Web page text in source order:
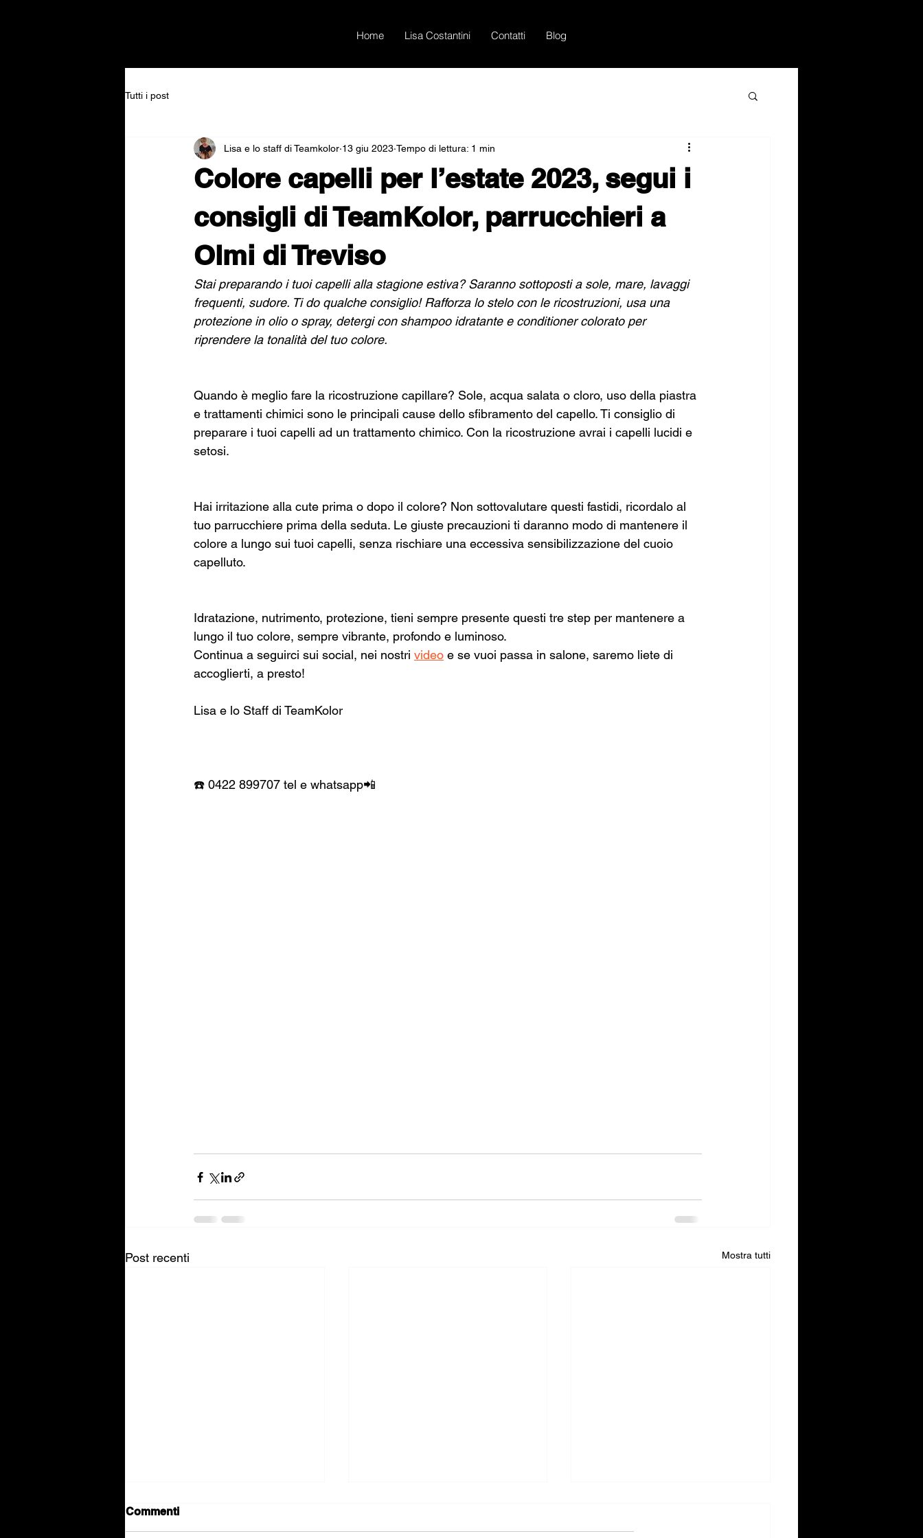
Home Lisa Costantini Contatti Blog
Tutti i post
Colore capelli per l’estate 2023, segui i
consigli di TeamKolor, parrucchieri a
Olmi di Treviso
Lisa e lo staff di Teamkolor 13 giu 2023 Tempo di lettura: 1 min
Stai preparando i tuoi capelli alla stagione estiva? Saranno sottoposti a sole, mare, lavaggi
frequenti, sudore. Ti do qualche consiglio! Rafforza lo stelo con le ricostruzioni, usa una
protezione in olio o spray, detergi con shampoo idratante e conditioner colorato per
riprendere la tonalità del tuo colore.
Quando è meglio fare la ricostruzione capillare? Sole, acqua salata o cloro, uso della piastra
e trattamenti chimici sono le principali cause dello sfibramento del capello. Ti consiglio di
preparare i tuoi capelli ad un trattamento chimico. Con la ricostruzione avrai i capelli lucidi e
setosi.
Hai irritazione alla cute prima o dopo il colore? Non sottovalutare questi fastidi, ricordalo al
tuo parrucchiere prima della seduta. Le giuste precauzioni ti daranno modo di mantenere il
colore a lungo sui tuoi capelli, senza rischiare una eccessiva sensibilizzazione del cuoio
capelluto.
Idratazione, nutrimento, protezione, tieni sempre presente questi tre step per mantenere a
lungo il tuo colore, sempre vibrante, profondo e luminoso.
Continua a seguirci sui social, nei nostri video e se vuoi passa in salone, saremo liete di
accoglierti, a presto!
Lisa e lo Staff di TeamKolor
☎️ 0422 899707 tel e whatsapp📲
Post recenti Mostra tutti
Commenti